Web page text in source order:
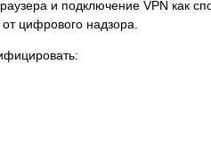
и подключение VPN как
цифрового надзора.